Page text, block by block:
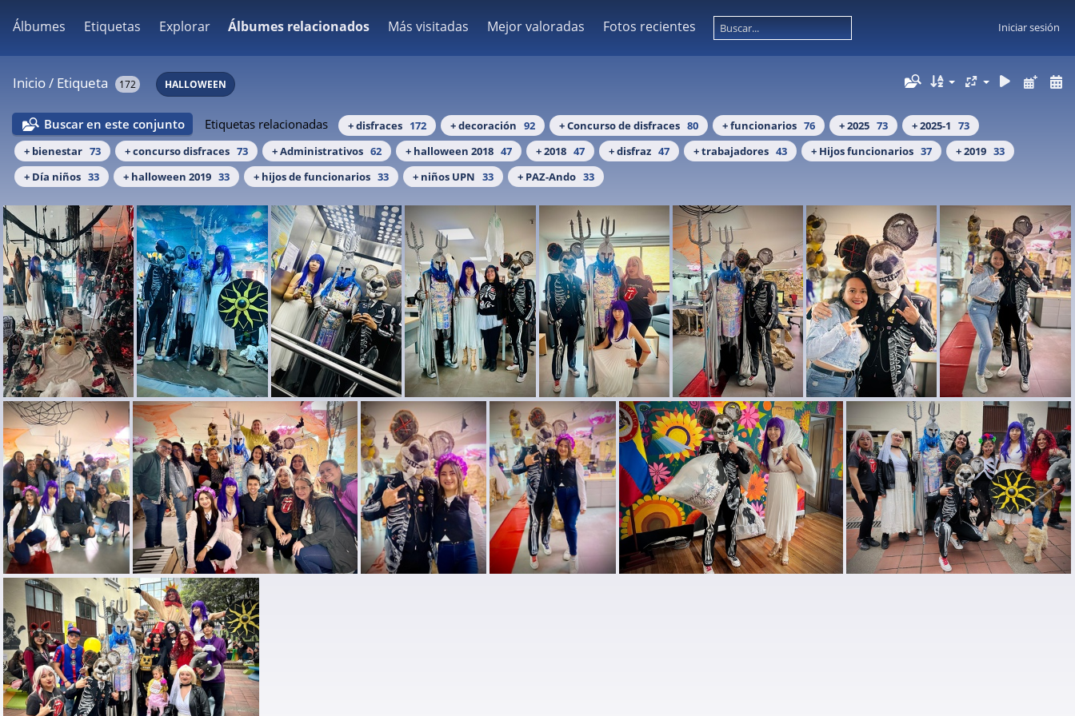
Álbumes Etiquetas Explorar Álbumes relacionados Más visitadas Mejor valoradas Fotos recientes Iniciar sesión
Inicio/ Etiqueta 172 HALLOWEEN
Buscar en este conjunto Etiquetas relacionadas + disfraces 172 + decoración 92 + Concurso de disfraces 80 + funcionarios 76 + 2025 73 + 2025-1 73
+ bienestar 73 + concurso disfraces 73 + Administrativos 62 + halloween 2018 47 + 2018 47 + disfraz 47 + trabajadores 43 + Hijos funcionarios 37 + 2019 33
+ Día niños 33 + halloween 2019 33 + hijos de funcionarios 33 + niños UPN 33 + PAZ-Ando 33
Halloween UPN 2025 (3) Halloween UPN 2025 (9) Halloween UPN 2025 (4) Halloween UPN 2025 (5) Halloween UPN 2025 (6) Halloween UPN 2025 (7) Halloween UPN 2025 (28) Halloween UPN 2025 (8)
Halloween UPN 2025 (10) Halloween UPN 2025 (11)